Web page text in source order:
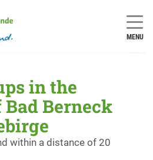
MENU
in the
Berneck
within a distance of 20